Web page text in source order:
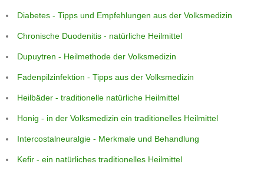
Diabetes - Tipps und Empfehlungen aus der Volksmedizin
Chronische Duodenitis - natürliche Heilmittel
Dupuytren - Heilmethode der Volksmedizin
Fadenpilzinfektion - Tipps aus der Volksmedizin
Heilbäder - traditionelle natürliche Heilmittel
Honig - in der Volksmedizin ein traditionelles Heilmittel
Intercostalneuralgie - Merkmale und Behandlung
Kefir - ein natürliches traditionelles Heilmittel